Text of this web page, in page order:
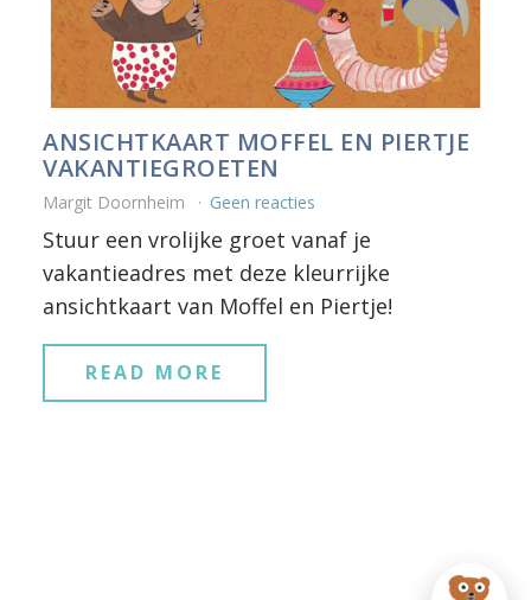
ANSICHTKAART MOFFEL EN PIERTJE
VAKANTIEGROETEN
Margit Doornheim Geen reacties
Stuur een vrolijke groet vanaf je
vakantieadres met deze kleurrijke
ansichtkaart van Moffel en Piertje!
READ MORE